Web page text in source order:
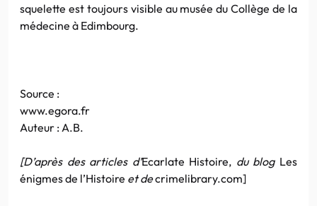
squelette est toujours visible au musée du Collège de la
médecine à Edimbourg.
Source :
www.egora.fr
Auteur : A.B.
[D’après des articles d’Ecarlate Histoire, du blog Les
énigmes de l’Histoire et decrimelibrary.com]